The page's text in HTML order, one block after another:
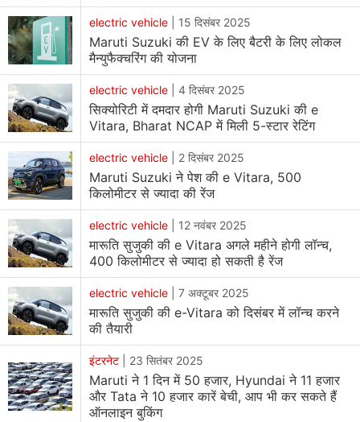
electric vehicle 15 दिसंबर 2025
Maruti Suzuki की EV के लिए बैटरी के लिए लोकल
मैन्युफैक्चरिंग की योजना
electric vehicle 4 दिसंबर 2025
सिक्योरिटी में दमदार होगी Maruti Suzuki की e
Vitara, Bharat NCAP में मिली 5-स्टार रेटिंग
electric vehicle 2 दिसंबर 2025
Maruti Suzuki ने पेश की e Vitara, 500
किलोमीटर से ज्यादा की रेंज
electric vehicle 12 नवंबर 2025
मारूति सुजुकी की e Vitara अगले महीने होगी लॉन्च,
400 किलोमीटर से ज्यादा हो सकती है रेंज
electric vehicle 7 अक्टूबर 2025
मारूति सुजुकी की e-Vitara को दिसंबर में लॉन्च करने
की तैयारी
इंटरनेट 23 सितंबर 2025
Maruti ने 1 दिन में 50 हजार, Hyundai ने 11 हजार
और Tata ने 10 हजार कारें बेची, आप भी कर सकते हैं
ऑनलाइन बुकिंग